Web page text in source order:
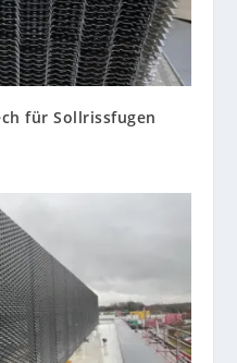
für Sollrissfugen